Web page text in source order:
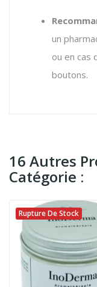
un
ou en cas
boutons.
16 Autres
Catégorie :
Rupture De Stock